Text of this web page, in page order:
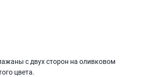
с двух сторон на оливковом
цвета.